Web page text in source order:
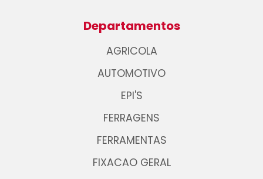
Departamentos
AGRICOLA
AUTOMOTIVO
EPI'S
FERRAGENS
FERRAMENTAS
FIXACAO GERAL